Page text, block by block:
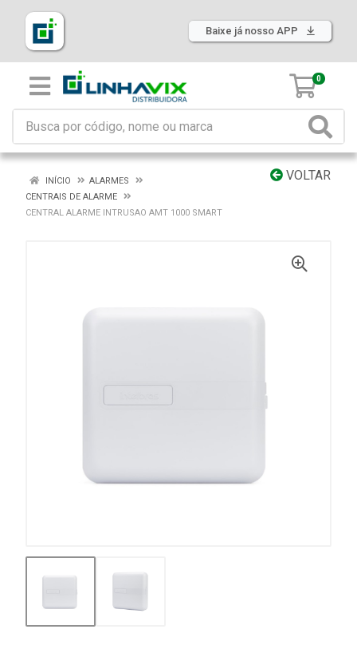
Baixe já nosso APP
0
VOLTAR
INÍCIO
ALARMES
CENTRAIS DE ALARME
CENTRAL ALARME INTRUSAO AMT 1000 SMART